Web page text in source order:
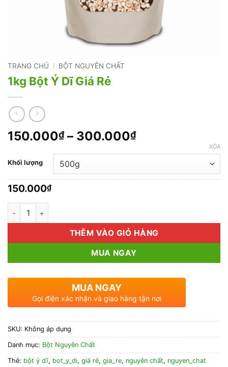
TRANG CHỦ / BỘT NGUYÊN CHẤT
1kg Bột Ý Dĩ Giá Rẻ
150.000₫ – 300.000₫Khoảng
150.000₫
đến
Khối lượng
XÓA
150.000₫
1kg Bột Ý Dĩ Giá Rẻ số lượng
THÊM VÀO GIỎ HÀNG
MUA NGAY
MUA NGAY
Gọi điện xác nhận và giao hàng tận nơi
SKU: Không áp dụng
Danh mục: Bột Nguyên Chất
Thẻ: bột ý dĩ, bot_y_di, giá rẻ, gia_re, nguyên chất, nguyen_chat